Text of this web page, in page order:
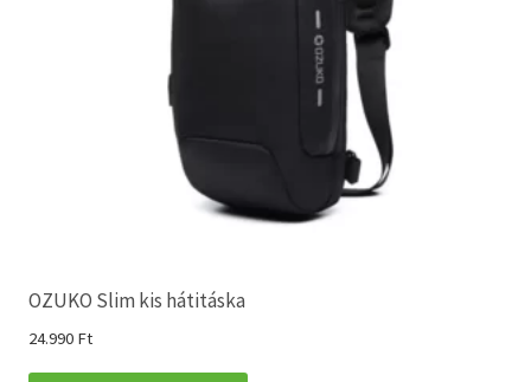
OZUKO Slim kis hátitáska
24.990 Ft